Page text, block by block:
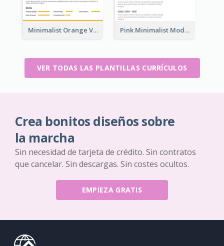
Minimalist Orange Vintage Resume Pink Minimalist Modern Resume
VER TODAS LAS PLANTILLAS CURRÍCULOS
Crea bonitos diseños sobre
la marcha
Sin necesidad de tarjeta de crédito. Sin contratos
que cancelar. Sin descargas. Sin costes ocultos.
EMPIEZA GRATIS